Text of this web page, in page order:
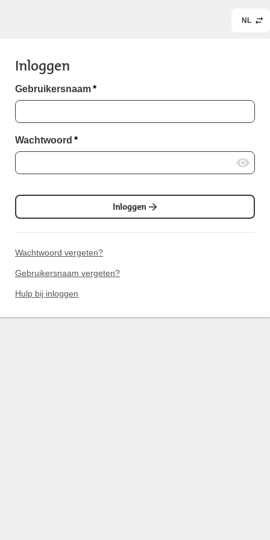
NL
Inloggen
Gebruikersnaam*
Wachtwoord *
Inloggen
Wachtwoord vergeten?
Gebruikersnaam vergeten?
Hulp bij inloggen